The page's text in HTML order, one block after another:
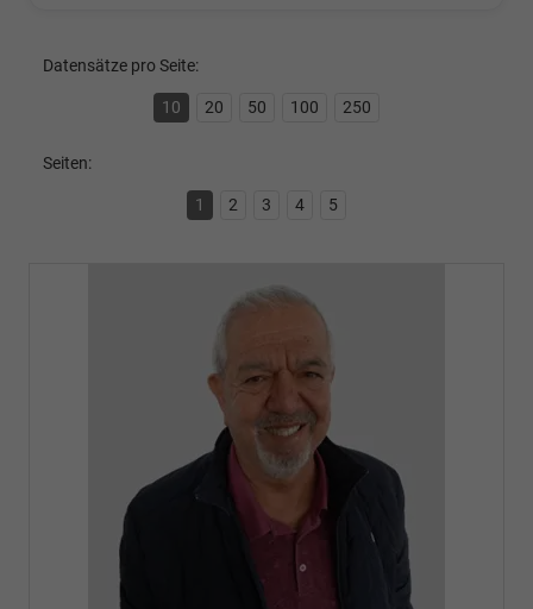
Datensätze pro Seite:
10 20 50 100 250
Seiten:
1 2 3 4 5